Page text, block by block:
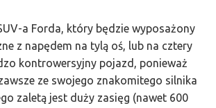
a Forda, który będzie wyposażony
z napędem na tylą oś, lub na cztery
kontrowersyjny pojazd, ponieważ
ze swojego znakomitego silnika
zaletą jest duży zasięg (nawet 600